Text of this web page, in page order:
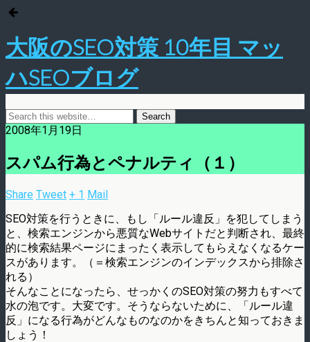
大阪のSEO対策 10年目 マッ
ハSEOブログ
2008年1月19日
スパム行為とペナルティ（１）
Share Tweet + 1 Mail
SEO対策を行うときに、もし「ルール違反」を犯してしまう
と、検索エンジンから悪質なWebサイトだと判断され、最終
的に検索結果ページにまったく表示してもらえなくなるケー
スがあります。（＝検索エンジンのインデックスから排除さ
れる）
そんなことになったら、せっかくのSEO対策の努力もすべて
水の泡です。大変です。そうならないために、「ルール違
反」になる行為がどんなものなのかをきちんと知っておきま
しょう！